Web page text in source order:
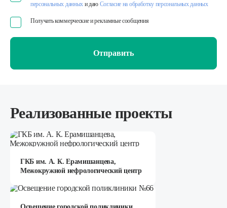
персональных данныхи даю Согласие на обработку персональных данных
Получать коммерческие и рекламные сообщения
Отправить
Реализованные проекты
ГКБ им. А. К. Ерамишанцева,
Межокружной нефрологический центр